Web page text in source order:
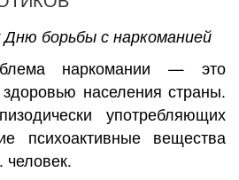
борьбы с наркоманией
наркомании — это
здоровью населения страны.
употребляющих
психоактивные вещества